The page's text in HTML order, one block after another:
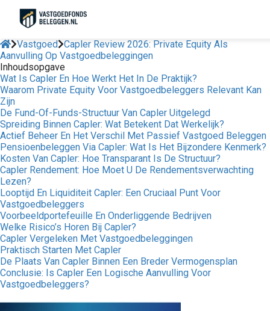
Vastgoed Capler Review 2026: Private Equity Als
Aanvulling Op Vastgoedbeleggingen
Inhoudsopgave
Wat Is Capler En Hoe Werkt Het In De Praktijk?
Waarom Private Equity Voor Vastgoedbeleggers Relevant Kan
Zijn
De Fund-Of-Funds-Structuur Van Capler Uitgelegd
Spreiding Binnen Capler: Wat Betekent Dat Werkelijk?
Actief Beheer En Het Verschil Met Passief Vastgoed Beleggen
Pensioenbeleggen Via Capler: Wat Is Het Bijzondere Kenmerk?
Kosten Van Capler: Hoe Transparant Is De Structuur?
Capler Rendement: Hoe Moet U De Rendementsverwachting
Lezen?
Looptijd En Liquiditeit Capler: Een Cruciaal Punt Voor
Vastgoedbeleggers
Voorbeeldportefeuille En Onderliggende Bedrijven
Welke Risico’s Horen Bij Capler?
Capler Vergeleken Met Vastgoedbeleggingen
Praktisch Starten Met Capler
De Plaats Van Capler Binnen Een Breder Vermogensplan
Conclusie: Is Capler Een Logische Aanvulling Voor
Vastgoedbeleggers?